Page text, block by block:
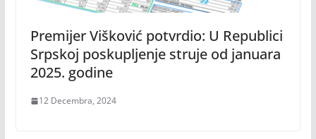
Premijer Višković potvrdio: U Republici
Srpskoj poskupljenje struje od januara
2025. godine
12 Decembra, 2024